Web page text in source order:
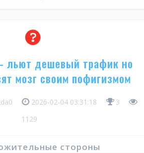
льют дешевый трафик но
мозг своим пофигизмом
2026-02-04 03:31:18
3
1129
стороны